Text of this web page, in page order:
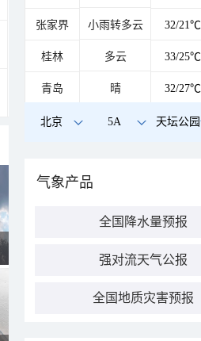
张家界 小雨转多云 32/21℃
桂林 多云 33/25℃
青岛 晴 32/27℃
北京 5A 天坛公园
气象产品
全国降水量预报
强对流天气公报
全国地质灾害预报